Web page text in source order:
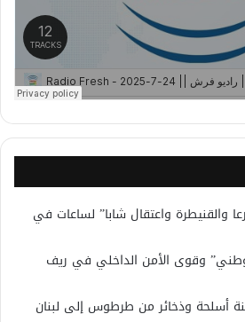
والقنيطرة واعتقال شابا” لساعات في
وقوى الأمن الداخلي في ريف
أسلحة وذخائر من طرطوس إلى لبنان